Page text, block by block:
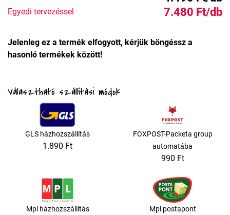
Egyedi tervezéssel 7.480 Ft/db
Jelenleg ez a termék elfogyott, kérjük böngéssz a
hasonló termékek között!
Választható szállítási módok
GLS házhozszállítás
1.890 Ft
FOXPOST-Packeta group
automatába
990 Ft
Mpl házhozszállítás Mpl postapont